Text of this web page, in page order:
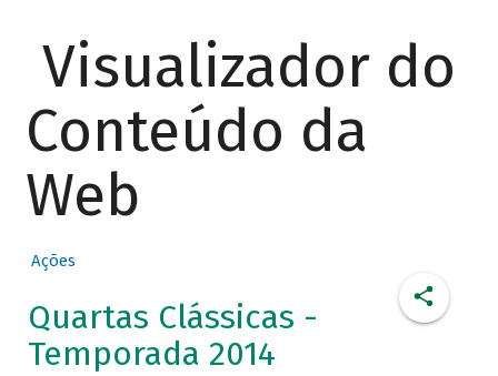
Visualizador do
Conteúdo da
Web
Ações
Quartas Clássicas -
Temporada 2014